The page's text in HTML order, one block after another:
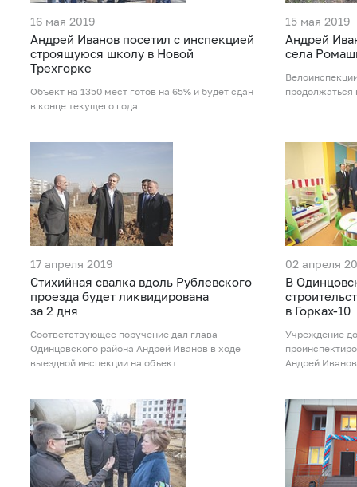
16 мая 2019
Андрей Иванов посетил с инспекцией
строящуюся школу в Новой
Трехгорке
Объект на 1350 мест готов на 65% и будет сдан
в конце текущего года
15 мая 2019
Андрей
села
продолжаться
17 апреля 2019
Стихийная свалка вдоль Рублевского
проезда будет ликвидирована
за 2 дня
Соответствующее поручение дал глава
Одинцовского района Андрей Иванов в ходе
выездной инспекции на объект
02 апреля
В
в Горках-10
Учреждение
Андрей Иванов